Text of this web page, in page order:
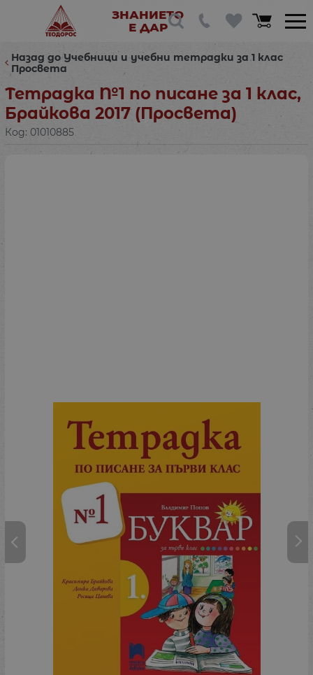
ЗНАНИЕТО
Е ДАР
Назад до Учебници и учебни тетрадки за 1 клас
Просвета
Тетрадка №1 по писане за 1 клас,
Брайкова 2017 (Просвета)
Код: 01010885